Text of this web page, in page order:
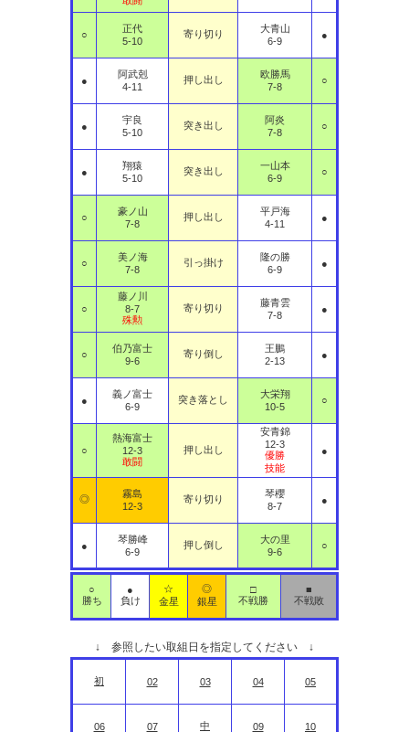
○
正代
5-10
寄り切り
大青山
6-9
●
●
阿武剋
4-11
押し出し
欧勝馬
7-8
○
●
宇良
5-10
突き出し
阿炎
7-8
○
●
翔猿
5-10
突き出し
一山本
6-9
○
○
豪ノ山
7-8
押し出し
平戸海
4-11
●
○
美ノ海
7-8
引っ掛け
隆の勝
6-9
●
○
藤ノ川
8-7
殊勲
寄り切り
藤青雲
7-8
●
○
伯乃富士
9-6
寄り倒し
王鵬
2-13
●
●
義ノ富士
6-9
突き落とし
大栄翔
10-5
○
○
熱海富士
12-3
敢闘
押し出し
安青錦
12-3
優勝
技能
●
◎
霧島
12-3
寄り切り
琴櫻
8-7
●
●
琴勝峰
6-9
押し倒し
大の里
9-6
○
○
勝ち
●
負け
☆
金星
◎
銀星
□
不戦勝
■
不戦敗
↓ 参照したい取組日を指定してください ↓
初 02 03 04 05
06 07 中 09 10